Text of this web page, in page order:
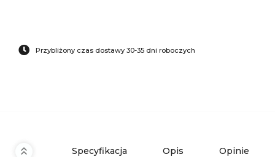
Przybliżony czas dostawy 30-35 dni roboczych
Specyfikacja Opis Opinie